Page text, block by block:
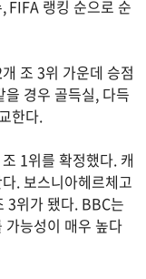
FIFA 랭킹 순으로 순
조 3위 가운데 승점
경우 골득실, 다득
한다.
1위를 확정했다. 캐
. 보스니아헤르체고
3위가 됐다. BBC는
가능성이 매우 높다